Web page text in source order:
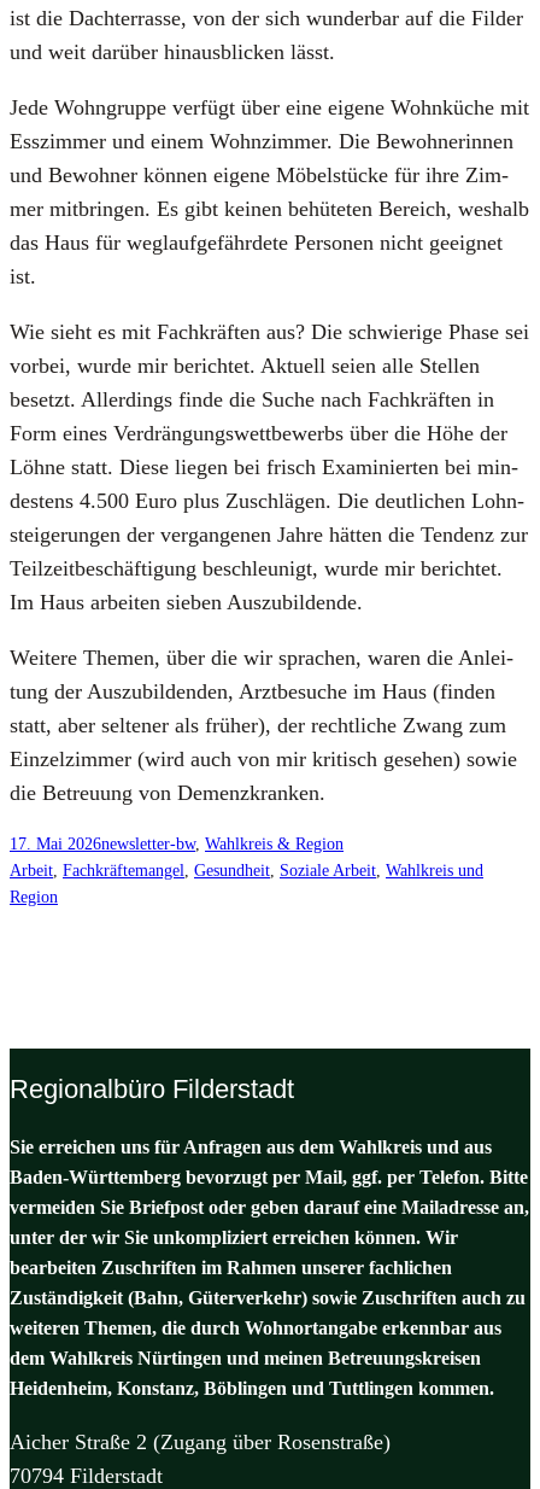
ist die Dach­ter­ras­se, von der sich wun­der­bar auf die Fil­der
und weit dar­über hin­aus­bli­cken lässt.
Jede Wohn­grup­pe ver­fügt über eine eige­ne Wohn­kü­che mit
Ess­zim­mer und einem Wohn­zim­mer. Die Bewoh­ne­rin­nen
und Bewoh­ner kön­nen eige­ne Möbel­stü­cke für ihre Zim­
mer mit­brin­gen. Es gibt kei­nen behü­te­ten Bereich, wes­halb
das Haus für weg­lauf­ge­fähr­de­te Per­so­nen nicht geeig­net
ist.
Wie sieht es mit Fach­kräf­ten aus? Die schwie­ri­ge Pha­se sei
vor­bei, wur­de mir berich­tet. Aktu­ell sei­en alle Stel­len
besetzt. Aller­dings fin­de die Suche nach Fach­kräf­ten in
Form eines Ver­drän­gungs­wett­be­werbs über die Höhe der
Löh­ne statt. Die­se lie­gen bei frisch Exami­nier­ten bei min­
des­tens 4.500 Euro plus Zuschlä­gen. Die deut­li­chen Lohn­
stei­ge­run­gen der ver­gan­ge­nen Jah­re hät­ten die Ten­denz zur
Teil­zeit­be­schäf­ti­gung beschleu­nigt, wur­de mir berich­tet.
Im Haus arbei­ten sie­ben Aus­zu­bil­den­de.
Wei­te­re The­men, über die wir spra­chen, waren die Anlei­
tung der Aus­zu­bil­den­den, Arzt­be­su­che im Haus (fin­den
statt, aber sel­te­ner als frü­her), der recht­li­che Zwang zum
Ein­zel­zim­mer (wird auch von mir kri­tisch gese­hen) sowie
die Betreu­ung von Demenz­kran­ken.
17. Mai 2026newsletter-bw, Wahlkreis & Region
Arbeit Fachkräftemangel Gesundheit Soziale Arbeit Wahlkreis und
Region
Regionalbüro Filderstadt
Sie erreichen uns für Anfragen aus dem Wahlkreis und aus
Baden-Württemberg bevorzugt per Mail, ggf. per Telefon. Bitte
vermeiden Sie Briefpost oder geben darauf eine Mailadresse an,
unter der wir Sie unkompliziert erreichen können. Wir
bearbeiten Zuschriften im Rahmen unserer fachlichen
Zuständigkeit (Bahn, Güterverkehr) sowie Zuschriften auch zu
weiteren Themen, die durch Wohnortangabe erkennbar aus
dem Wahlkreis Nürtingen und meinen Betreuungskreisen
Heidenheim, Konstanz, Böblingen und Tuttlingen kommen.
Aicher Straße 2 (Zugang über Rosenstraße)
70794 Filderstadt